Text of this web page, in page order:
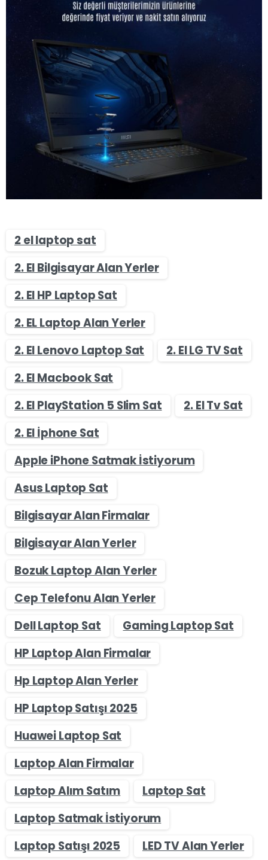
2 el laptop sat
2. El Bilgisayar Alan Yerler
2. El HP Laptop Sat
2. EL Laptop Alan Yerler
2. El Lenovo Laptop Sat
2. El LG TV Sat
2. El Macbook Sat
2. El PlayStation 5 Slim Sat
2. El Tv Sat
2. El İphone Sat
Apple iPhone Satmak İstiyorum
Asus Laptop Sat
Bilgisayar Alan Firmalar
Bilgisayar Alan Yerler
Bozuk Laptop Alan Yerler
Cep Telefonu Alan Yerler
Dell Laptop Sat
Gaming Laptop Sat
HP Laptop Alan Firmalar
Hp Laptop Alan Yerler
HP Laptop Satışı 2025
Huawei Laptop Sat
Laptop Alan Firmalar
Laptop Alım Satım
Laptop Sat
Laptop Satmak İstiyorum
Laptop Satışı 2025
LED TV Alan Yerler